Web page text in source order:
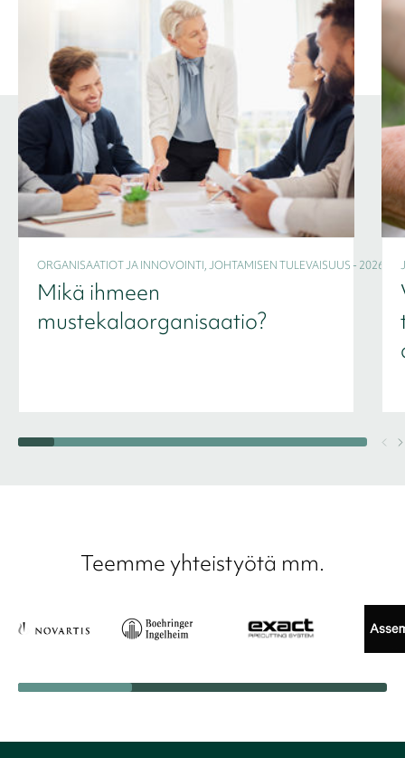
ORGANISAATIOT JA INNOVOINTI, JOHTAMISEN TULEVAISUUS - 2026
Mikä ihmeen
mustekalaorganisaatio?
Teemme yhteistyötä mm.